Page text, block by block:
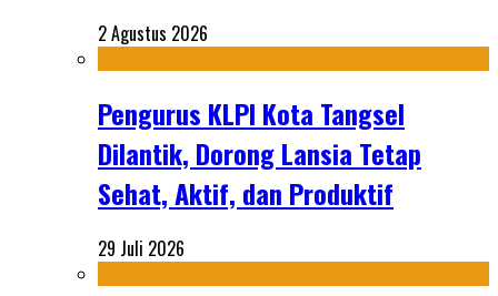
2 Agustus 2026
Pengurus KLPI Kota Tangsel
Dilantik, Dorong Lansia Tetap
Sehat, Aktif, dan Produktif
29 Juli 2026